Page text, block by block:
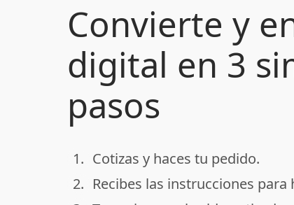
Convierte y
digital en 3
pasos
done
1. Cotizas y haces tu pedido.
done
2. Recibes las instrucciones para